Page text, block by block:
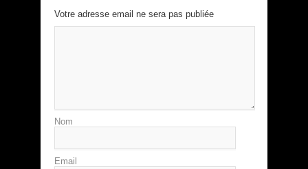
Votre adresse email ne sera pas publiée
Nom
Email